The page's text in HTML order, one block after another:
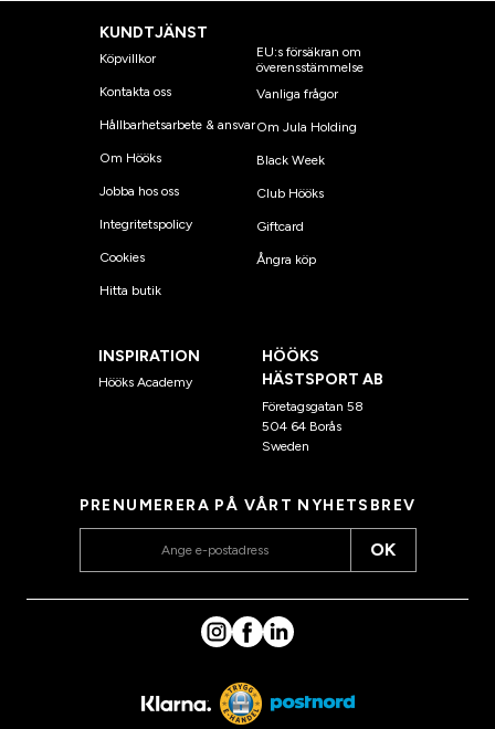
KUNDTJÄNST
Köpvillkor
Kontakta oss
Hållbarhetsarbete & ansvar
Om Hööks
Jobba hos oss
Integritetspolicy
Cookies
Hitta butik
EU:s försäkran om
överensstämmelse
Vanliga frågor
Om Jula Holding
Black Week
Club Hööks
Giftcard
Ångra köp
INSPIRATION
Hööks Academy
HÖÖKS
HÄSTSPORT AB
Företagsgatan 58
504 64 Borås
Sweden
PRENUMERERA PÅ VÅRT NYHETSBREV
OK